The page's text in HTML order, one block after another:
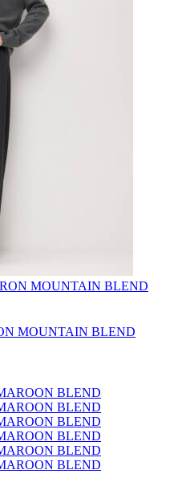
MOUNTAIN BLEND